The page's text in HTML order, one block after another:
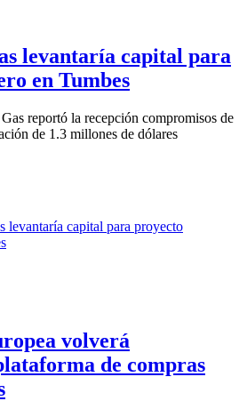
levantaría capital para
en Tumbes
reportó la recepción compromisos de
de 1.3 millones de dólares
volverá
de compras